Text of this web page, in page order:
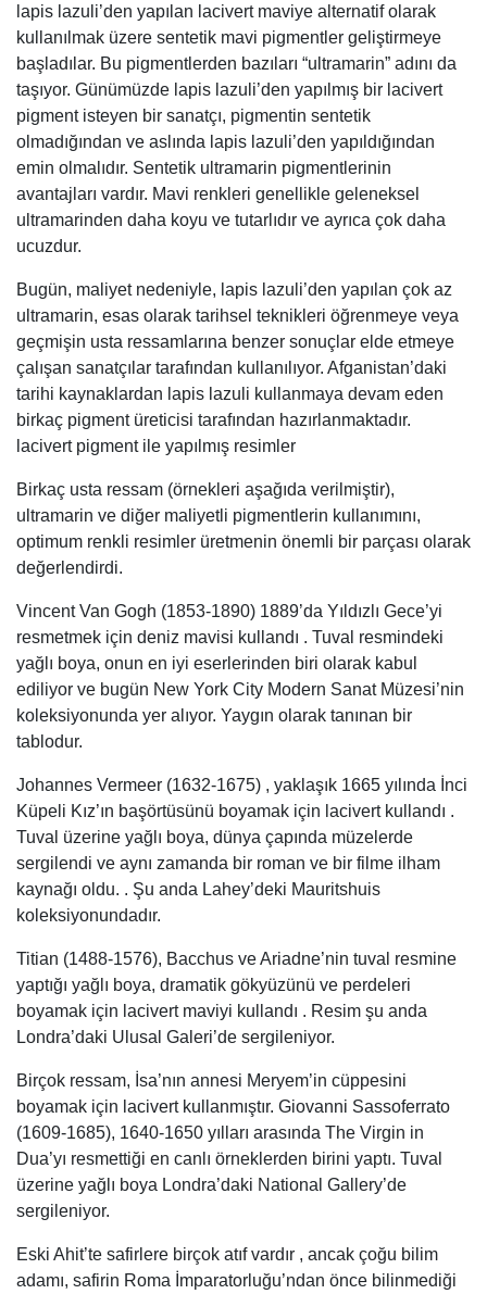
lapis lazuli’den yapılan lacivert maviye alternatif olarak
kullanılmak üzere sentetik mavi pigmentler geliştirmeye
başladılar. Bu pigmentlerden bazıları “ultramarin” adını da
taşıyor. Günümüzde lapis lazuli’den yapılmış bir lacivert
pigment isteyen bir sanatçı, pigmentin sentetik
olmadığından ve aslında lapis lazuli’den yapıldığından
emin olmalıdır. Sentetik ultramarin pigmentlerinin
avantajları vardır. Mavi renkleri genellikle geleneksel
ultramarinden daha koyu ve tutarlıdır ve ayrıca çok daha
ucuzdur.
Bugün, maliyet nedeniyle, lapis lazuli’den yapılan çok az
ultramarin, esas olarak tarihsel teknikleri öğrenmeye veya
geçmişin usta ressamlarına benzer sonuçlar elde etmeye
çalışan sanatçılar tarafından kullanılıyor. Afganistan’daki
tarihi kaynaklardan lapis lazuli kullanmaya devam eden
birkaç pigment üreticisi tarafından hazırlanmaktadır.
lacivert pigment ile yapılmış resimler
Birkaç usta ressam (örnekleri aşağıda verilmiştir),
ultramarin ve diğer maliyetli pigmentlerin kullanımını,
optimum renkli resimler üretmenin önemli bir parçası olarak
değerlendirdi.
Vincent Van Gogh (1853-1890) 1889’da Yıldızlı Gece’yi
resmetmek için deniz mavisi kullandı . Tuval resmindeki
yağlı boya, onun en iyi eserlerinden biri olarak kabul
ediliyor ve bugün New York City Modern Sanat Müzesi’nin
koleksiyonunda yer alıyor. Yaygın olarak tanınan bir
tablodur.
Johannes Vermeer (1632-1675) , yaklaşık 1665 yılında İnci
Küpeli Kız’ın başörtüsünü boyamak için lacivert kullandı .
Tuval üzerine yağlı boya, dünya çapında müzelerde
sergilendi ve aynı zamanda bir roman ve bir filme ilham
kaynağı oldu. . Şu anda Lahey’deki Mauritshuis
koleksiyonundadır.
Titian (1488-1576), Bacchus ve Ariadne’nin tuval resmine
yaptığı yağlı boya, dramatik gökyüzünü ve perdeleri
boyamak için lacivert maviyi kullandı . Resim şu anda
Londra’daki Ulusal Galeri’de sergileniyor.
Birçok ressam, İsa’nın annesi Meryem’in cüppesini
boyamak için lacivert kullanmıştır. Giovanni Sassoferrato
(1609-1685), 1640-1650 yılları arasında The Virgin in
Dua’yı resmettiği en canlı örneklerden birini yaptı. Tuval
üzerine yağlı boya Londra’daki National Gallery’de
sergileniyor.
Eski Ahit’te safirlere birçok atıf vardır , ancak çoğu bilim
adamı, safirin Roma İmparatorluğu’ndan önce bilinmediği